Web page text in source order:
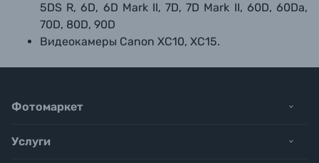
5DS R, 6D, 6D Mark II, 7D, 7D Mark II, 60D, 60Da,
70D, 80D, 90D
Видеокамеры Canon XC10, XC15.
Фотомаркет
Услуги